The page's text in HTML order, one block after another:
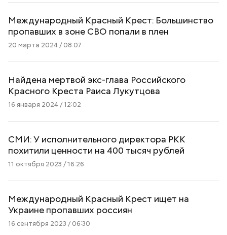
Международный Красный Крест: Большинство
пропавших в зоне СВО попали в плен
20 марта 2024 / 08:07
Найдена мертвой экс-глава Российского
Красного Креста Раиса Лукутцова
16 января 2024 / 12:02
СМИ: У исполнительного директора РКК
похитили ценности на 400 тысяч рублей
11 октября 2023 / 16:26
Международный Красный Крест ищет на
Украине пропавших россиян
16 сентября 2023 / 06:30